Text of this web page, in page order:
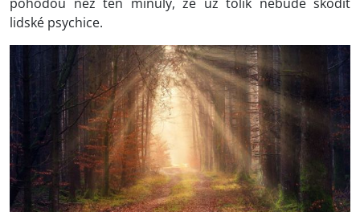
lidské psychice.